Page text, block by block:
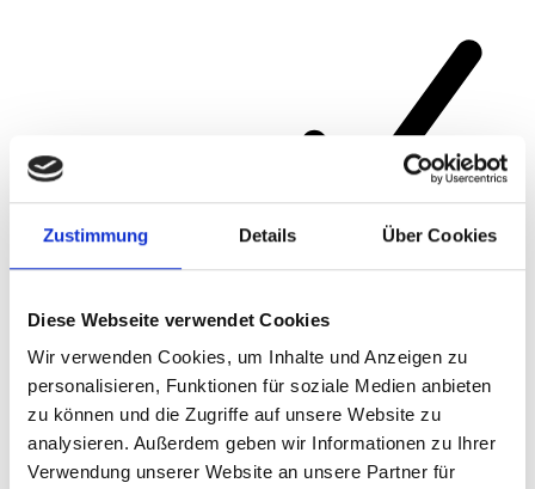
Zustimmung Details Über Cookies
Diese Webseite verwendet Cookies
Wir verwenden Cookies, um Inhalte und Anzeigen zu
personalisieren, Funktionen für soziale Medien anbieten
zu können und die Zugriffe auf unsere Website zu
analysieren. Außerdem geben wir Informationen zu Ihrer
Verwendung unserer Website an unsere Partner für